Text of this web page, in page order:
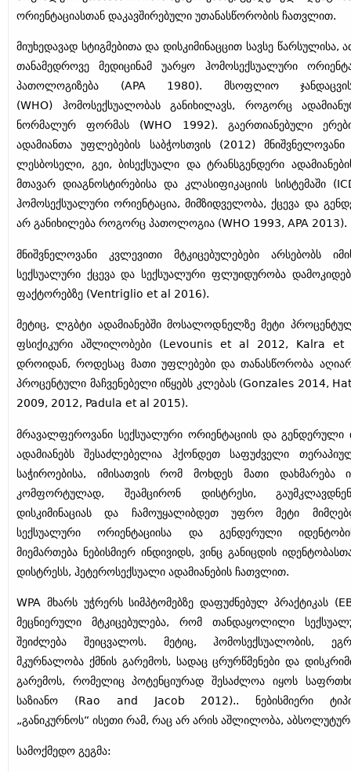
ორიენტაციასთან დაკავშირებული უთანასწორობის ჩათვლით.
მიუხედავად სტიგმებითა და დისკიმინაცცით სავსე
თანამედროვე მედიცინამ უარყო ჰომოსექსუალური
პათოლოგიზება (APA 1980). მსოფლიო ჯანდაცვის
(WHO) ჰომოსექსუალობას განიხილავს, როგორც
ნორმალურ ფორმას (WHO 1992). გაერთიანებული
ადამიანთა უფლებების საბჭოსთვის (2012)
ლესბოსელი, გეი, ბისექსუალი და ტრანსგენდერი
მთავარ დიაგნოსტირებისა და კლასიფიკაციის სისტემაში
ჰომოსექსუალური ორიენტაცია, მიმზიდველობა, ქცევა და
არ განიხილება როგორც პათოლოგია (WHO 1993, APA 2013).
მნიშვნელოვანი კვლევითი მტკიცებულებები არსებობს
სექსუალური ქცევა და სექსუალური ფლუიდურობა
ფაქტორებზე (Ventriglio et al 2016).
მეტიც, ლგბტი ადამიანებში მოსალოდნელზე მეტი
ფსიქიკური აშლილობები (Levounis et al 2012, Kalra
დროიდან, როდესაც მათი უფლებები და თანასწორობა
პროცენტული მაჩვენებელი იწყებს კლებას (Gonzales 2014,
2009, 2012, Padula et al 2015).
მრავალფეროვანი სექსუალური ორიენტაციის და გენდერული
ადამიანებს შესაძლებელია ჰქონდეთ საფუძველი
საჭიროებისა, იმისათვის რომ მოხდეს მათი
კომფორტულად, შეამცირონ დისტრესი,
დისკიმინაციას და ჩამოუყალიბდეთ უფრო მეტი
სექსუალური ორიენტაციისა და გენდერული
მიემართება ნებისმიერ ინდივიდს, ვინც განიცდის
დისტრესს, ჰეტეროსექსუალი ადამიანების ჩათვლით.
WPA მხარს უჭრერს სიმპტომებზე დაფუძნებულ პრაქტიკას
მეცნიერული მტკიცებულება, რომ თანდაყოლილი
შეიძლება შეიცვალოს. მეტიც, ჰომოსექსუალობის,
მკურნალობა ქმნის გარემოს, სადაც ცრურწმენები და
გარემოს, რომელიც პოტენციურად შესაძლოა იყოს
საზიანო (Rao and Jacob 2012).. ნებისმიერი
„განიკურნოს“ ისეთი რამ, რაც არ არის აშლილობა,
სამოქმედო გეგმა: